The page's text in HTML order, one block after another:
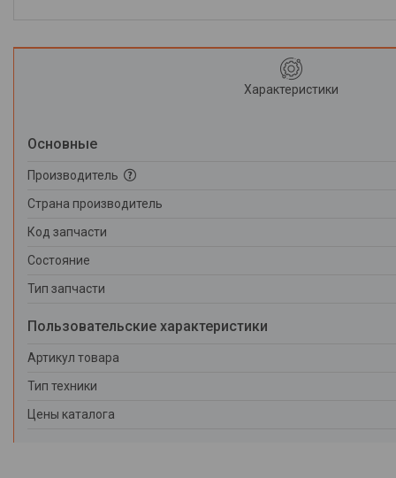
Характеристики
Основные
Производитель
Страна производитель
Код запчасти
Состояние
Тип запчасти
Пользовательские характеристики
Артикул товара
Тип техники
Цены каталога